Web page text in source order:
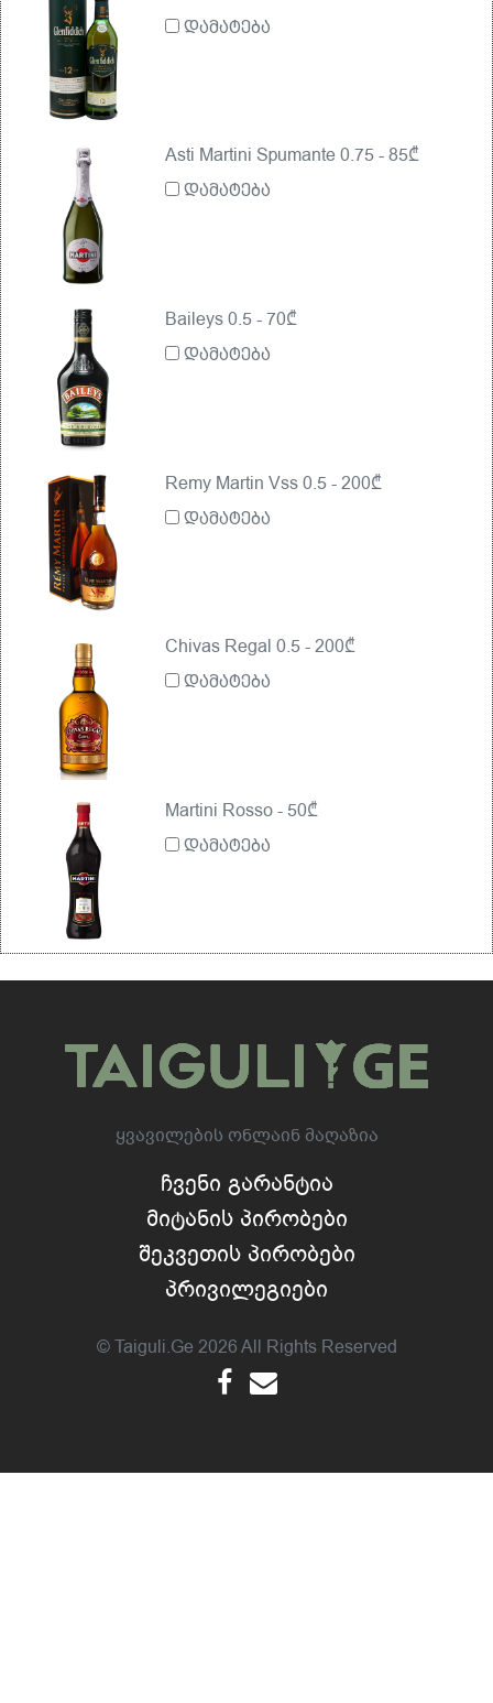
დამატება
Asti Martini Spumante 0.75 - 85₾
დამატება
Baileys 0.5 - 70₾
დამატება
Remy Martin Vss 0.5 - 200₾
დამატება
Chivas Regal 0.5 - 200₾
დამატება
Martini Rosso - 50₾
დამატება
Ყვავილების Ონლაინ Მაღაზია
Ჩვენი Გარანტია
Მიტანის Პირობები
Შეკვეთის Პირობები
Პრივილეგიები
© Taiguli.ge 2026 All Rights Reserved